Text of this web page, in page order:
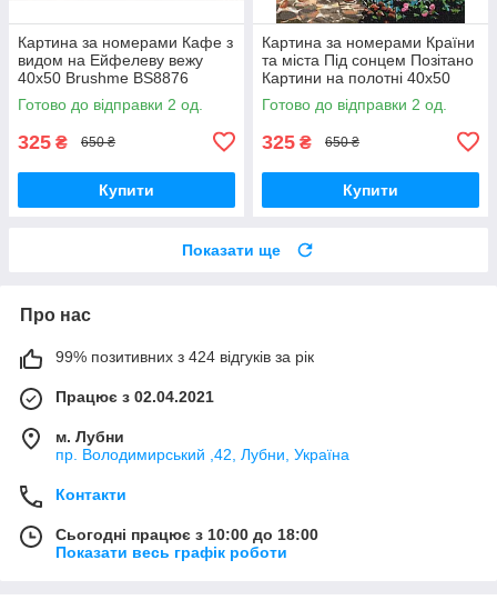
Картина за номерами Кафе з
видом на Ейфелеву вежу
40х50 Brushme BS8876
Розмальовка по цифрам
міста
Готово до відправки 2 од.
325 ₴ 650 ₴
Купити
Картина за номерами Країни
та міста Під сонцем Позітано
Картини на полотні 40x50
Набір для розпису Brushme
BS52850
Готово до відправки 2 од.
325 ₴ 650 ₴
Купити
Показати ще
Про нас
99% позитивних з 424 відгуків за рік
Працює з 02.04.2021
м. Лубни
пр. Володимирський ,42, Лубни, Україна
Контакти
Сьогодні працює з 10:00 до 18:00
Показати весь графік роботи